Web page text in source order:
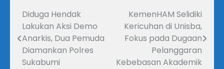
Navigasi
pos
Diduga Hendak
Lakukan Aksi Demo
Anarkis, Dua Pemuda
Diamankan Polres
Sukabumi
KemenHAM Selidiki
Kericuhan di Unisba,
Fokus pada Dugaan
Pelanggaran
Kebebasan Akademik